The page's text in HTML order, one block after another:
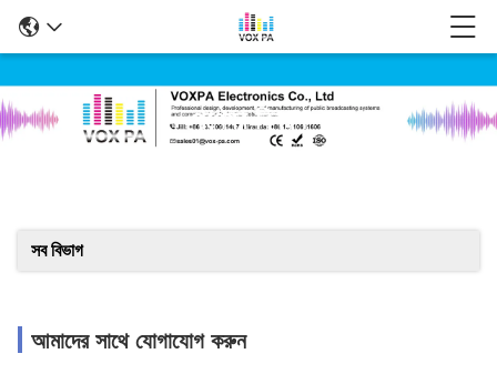
পণ্যের বিবরণ
সব বিভাগ
আমাদের সাথে যোগাযোগ করুন